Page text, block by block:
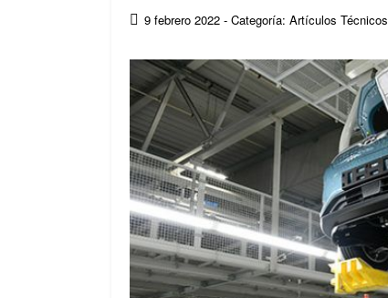
9 febrero 2022 - Categoría: Artículos Técnicos